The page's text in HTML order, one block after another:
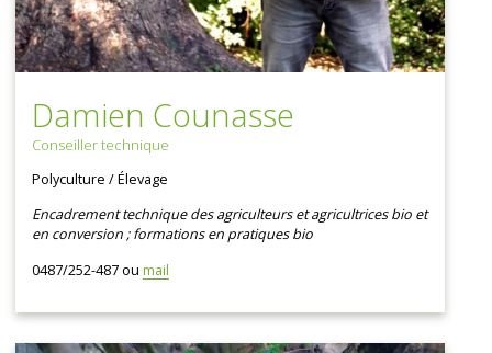
Damien Counasse
Conseiller technique
Polyculture / Élevage
Encadrement technique des agriculteurs et agricultrices bio et
en conversion ; formations en pratiques bio
0487/252-487 ou mail